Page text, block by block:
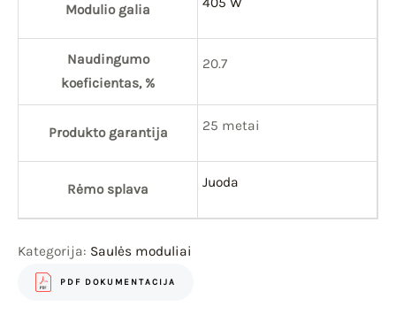
Modulio galia
Naudingumo
koeficientas, %
20.7
Produkto garantija 25 metai
Rėmo splava Juoda
Kategorija: Saulės moduliai
PDF DOKUMENTACIJA